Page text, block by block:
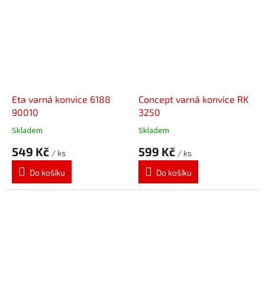
Eta varná konvice 6188
90010
Skladem
549 Kč / ks
Do košíku
Concept varná konvice RK
3250
Skladem
599 Kč / ks
Do košíku